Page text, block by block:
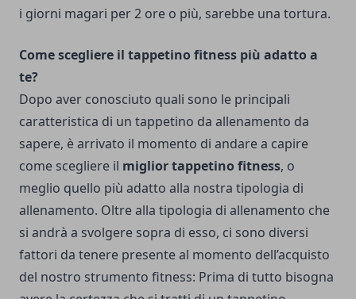
i giorni magari per 2 ore o più, sarebbe una tortura.
Come scegliere il tappetino fitness più adatto a
te?
Dopo aver conosciuto quali sono le principali
caratteristica di un tappetino da allenamento da
sapere, è arrivato il momento di andare a capire
come scegliere il miglior tappetino fitness, o
meglio quello più adatto alla nostra tipologia di
allenamento. Oltre alla tipologia di allenamento che
si andrà a svolgere sopra di esso, ci sono diversi
fattori da tenere presente al momento dell’acquisto
del nostro strumento fitness: Prima di tutto bisogna